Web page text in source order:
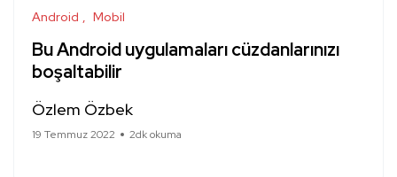
Android Mobil
Bu Android uygulamaları cüzdanlarınızı
boşaltabilir
Özlem Özbek
19 Temmuz 2022 2dk okuma